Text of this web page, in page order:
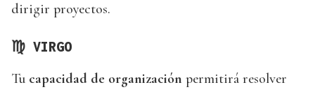
dirigir proyectos.
♍ VIRGO
Tu capacidad de organización permitirá resolver